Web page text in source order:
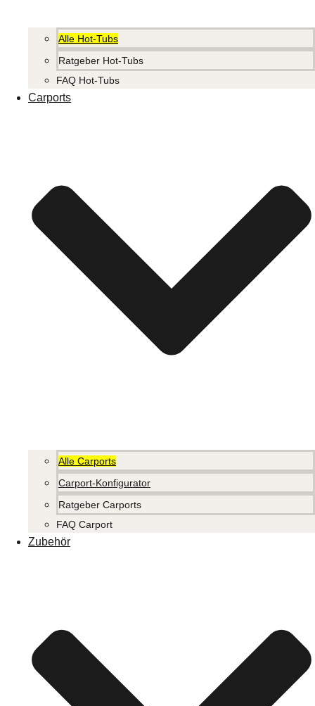
Alle Hot-Tubs
Ratgeber Hot-Tubs
FAQ Hot-Tubs
Carports
Alle Carports
Carport-Konfigurator
Ratgeber Carports
FAQ Carport
Zubehör